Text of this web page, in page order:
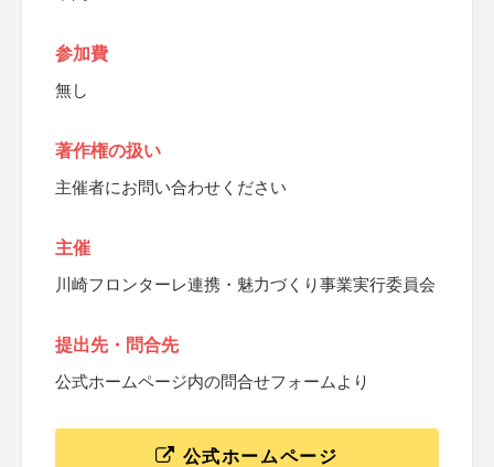
参加費
無し
著作権の扱い
主催者にお問い合わせください
主催
川崎フロンターレ連携・魅力づくり事業実行委員会
提出先・問合先
公式ホームページ内の問合せフォームより
公式ホームページ